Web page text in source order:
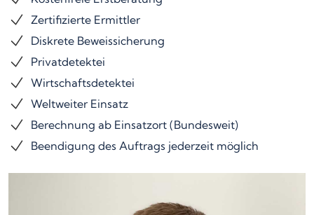
Zertifizierte Ermittler
Diskrete Beweissicherung
Privatdetektei
Wirtschaftsdetektei
Weltweiter Einsatz
Berechnung ab Einsatzort (Bundesweit)
Beendigung des Auftrags jederzeit möglich